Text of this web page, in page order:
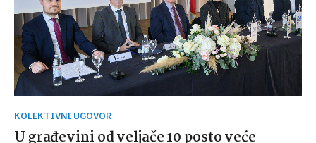
KOLEKTIVNI UGOVOR
U građevini od veljače 10 posto veće